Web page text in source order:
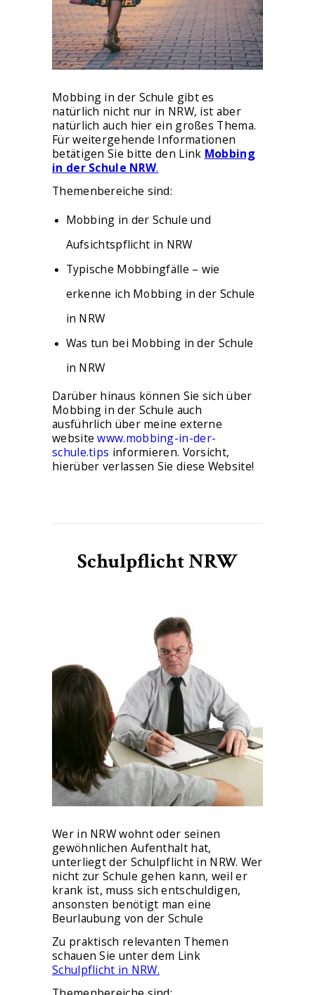
Mobbing in der Schule gibt es
natürlich nicht nur in NRW, ist aber
natürlich auch hier ein großes Thema.
Für weitergehende Informationen
betätigen Sie bitte den Link Mobbing
in der Schule NRW.
Themenbereiche sind:
Mobbing in der Schule und
Aufsichtspflicht in NRW
Typische Mobbingfälle – wie
erkenne ich Mobbing in der Schule
in NRW
Was tun bei Mobbing in der Schule
in NRW
Darüber hinaus können Sie sich über
Mobbing in der Schule auch
ausführlich über meine externe
websitewww.mobbing-in-der-
schule.tips informieren. Vorsicht,
hierüber verlassen Sie diese Website!
Schulpflicht NRW
Wer in NRW wohnt oder seinen
gewöhnlichen Aufenthalt hat,
unterliegt der Schulpflicht in NRW. Wer
nicht zur Schule gehen kann, weil er
krank ist, muss sich entschuldigen,
ansonsten benötigt man eine
Beurlaubung von der Schule
Zu praktisch relevanten Themen
schauen Sie unter dem Link
Schulpflicht in NRW.